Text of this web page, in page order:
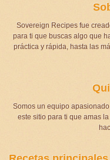
Sovereign Recipes fue
para ti que buscas algo que
práctica y rápida, hasta las
Somos un equipo
este sitio para ti que amas